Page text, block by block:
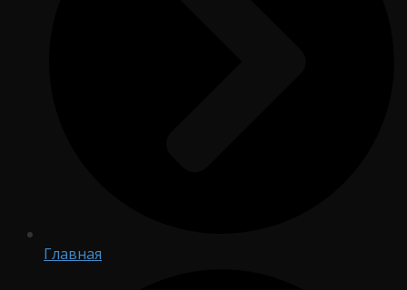
Главная